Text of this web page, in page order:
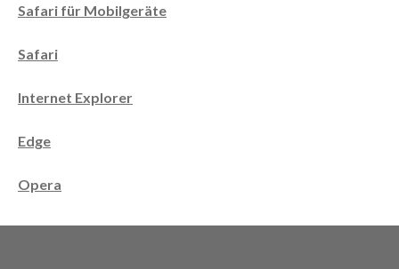
Safari für Mobilgeräte
Safari
Internet Explorer
Edge
Opera